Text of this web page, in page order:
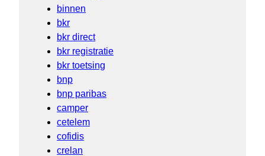
binnen
bkr
bkr direct
bkr registratie
bkr toetsing
bnp
bnp paribas
camper
cetelem
cofidis
crelan